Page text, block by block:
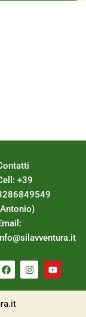
+39
F
a
c
e
b
o
I
n
s
t
Y
o
u
t